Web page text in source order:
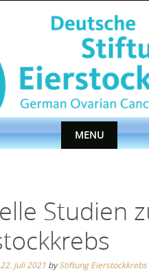
MENU
Studien
22. Juli 2021 byStiftung Eierstockkrebs